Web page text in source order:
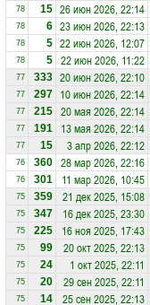
78 15 26 июн 2026, 22:14
78 6 23 июн 2026, 22:13
78 5 22 июн 2026, 12:07
78 5 22 июн 2026, 11:22
77 333 20 июн 2026, 22:10
77 297 10 июн 2026, 22:14
77 215 20 мая 2026, 22:14
77 191 13 мая 2026, 22:14
77 15 3 апр 2026, 22:12
76 360 28 мар 2026, 22:16
76 301 11 мар 2026, 10:45
75 359 21 дек 2025, 15:08
75 347 16 дек 2025, 23:30
75 225 16 ноя 2025, 17:43
75 99 20 окт 2025, 22:13
75 24 1 окт 2025, 22:11
75 20 29 сен 2025, 22:11
75 14 25 сен 2025, 22:13